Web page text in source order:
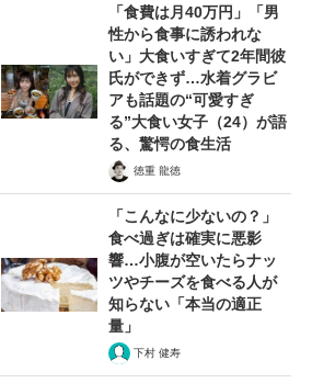
「食費は月40万円」「男
性から食事に誘われな
い」大食いすぎて2年間彼
氏ができず…水着グラビ
アも話題の“可愛すぎ
る”大食い女子（24）が語
る、驚愕の食生活
徳重 龍徳
「こんなに少ないの？」
食べ過ぎは確実に悪影
響…小腹が空いたらナッ
ツやチーズを食べる人が
知らない「本当の適正
量」
下村 健寿